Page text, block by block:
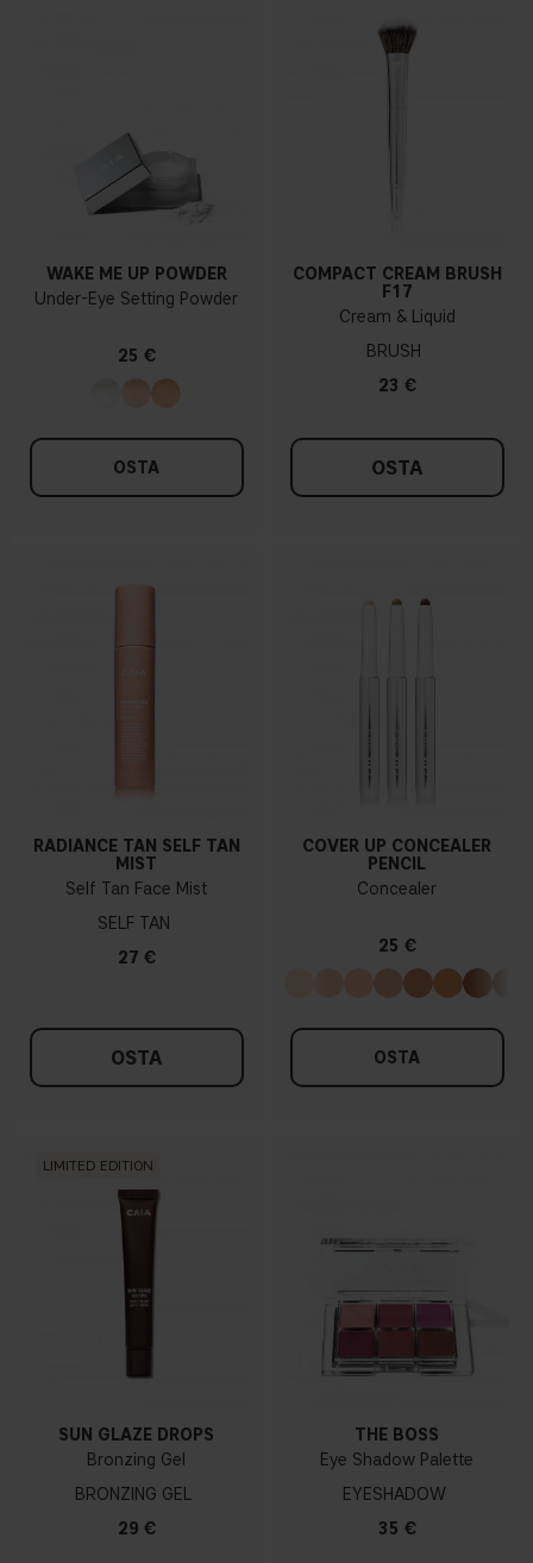
WAKE ME UP POWDER
Under-Eye Setting Powder
25 €
OSTA
COMPACT CREAM BRUSH
F17
Cream & Liquid
BRUSH
23 €
OSTA
RADIANCE TAN SELF TAN
MIST
Self Tan Face Mist
SELF TAN
27 €
OSTA
COVER UP CONCEALER
PENCIL
Concealer
25 €
OSTA
LIMITED EDITION
SUN GLAZE DROPS
Bronzing Gel
BRONZING GEL
29 €
THE BOSS
Eye Shadow Palette
EYESHADOW
35 €